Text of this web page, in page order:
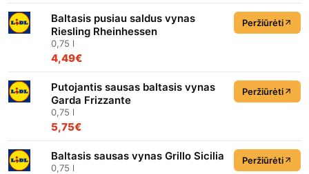
Baltasis pusiau saldus vynas
Riesling Rheinhessen
0,75 l
4,49€
Peržiūrėti
Putojantis sausas baltasis vynas
Garda Frizzante
0,75 l
5,75€
Peržiūrėti
Baltasis sausas vynas Grillo Sicilia
0,75 l
Peržiūrėti